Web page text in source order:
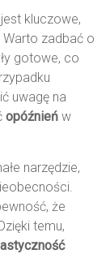
kluczowe,
Warto zadbać o
gotowe, co
uwagę na
opóźnień w
narzędzie,
że
temu,